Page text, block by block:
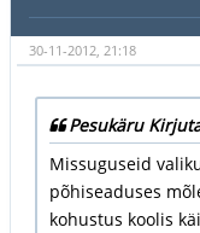
30-11-2012, 21:18
Pesukäru
Missuguseid
põhiseaduses
kohustus koolis